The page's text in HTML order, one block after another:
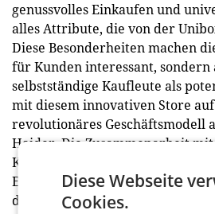
genussvolles Einkaufen und
alles Attribute, die von der
Diese Besonderheiten machen
für Kunden interessant, sondern
selbstständige Kaufleute als
mit diesem innovativen Store
revolutionäres Geschäftsmodell
Haider. Die Zusammenarbeit
Kaufleuten und die individuellen
Einsatzmöglichkeiten der Unibox
die Nahversorgung in der Region
Diese Webseite
Cookies.